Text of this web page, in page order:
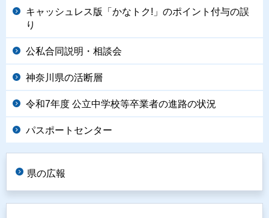
キャッシュレス版「かなトク!」のポイント付与の誤
り
公私合同説明・相談会
神奈川県の活断層
令和7年度 公立中学校等卒業者の進路の状況
パスポートセンター
県の広報